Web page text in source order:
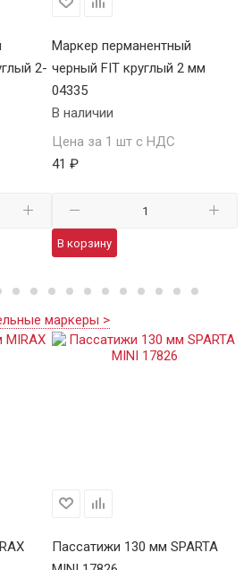
2-
Маркер перманентный
черный FIT круглый 2 мм
04335
В наличии
Цена за 1 шт с НДС
41 ₽
В корзину
маркеры >
Пассатижи 130 мм SPARTA